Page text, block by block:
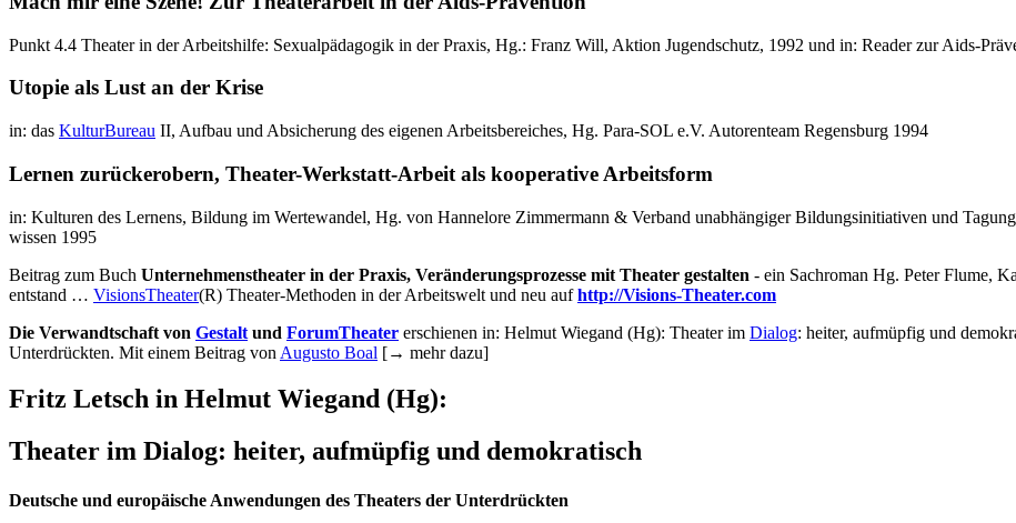
Punkt 4.4 Theater in der Arbeitshilfe: Sexualpädagogik in der Praxis, Hg.: Franz Will, Aktion Jugendschutz, 1992 und in: Reader zur Aids-
Utopie als Lust an der Krise
in: das KulturBureau II, Aufbau und Absicherung des eigenen Arbeitsbereiches, Hg. Para-SOL e.V. Autorenteam Regensburg 1994
Lernen zurückerobern, Theater-Werkstatt-Arbeit als kooperative Arbeitsform
in: Kulturen des Lernens, Bildung im Wertewandel, Hg. von Hannelore Zimmermann & Verband unabhängiger Bildungsinitiativen und
wissen 1995
Beitrag zum Buch Unternehmenstheater in der Praxis, Veränderungsprozesse mit Theater gestalten - ein Sachroman Hg. Peter Flume,
entstand … VisionsTheater(R) Theater-Methoden in der Arbeitswelt und neu aufhttp://Visions-Theater.com
Die Verwandtschaft von Gestalt und ForumTheater erschienen in: Helmut Wiegand (Hg): Theater im Dialog: heiter, aufmüpfig und
Unterdrückten. Mit einem Beitrag von Augusto Boal [→ mehr dazu]
Fritz Letsch in Helmut Wiegand (Hg):
Theater im Dialog: heiter, aufmüpfig und demokratisch
Deutsche und europäische Anwendungen des Theaters der Unterdrückten